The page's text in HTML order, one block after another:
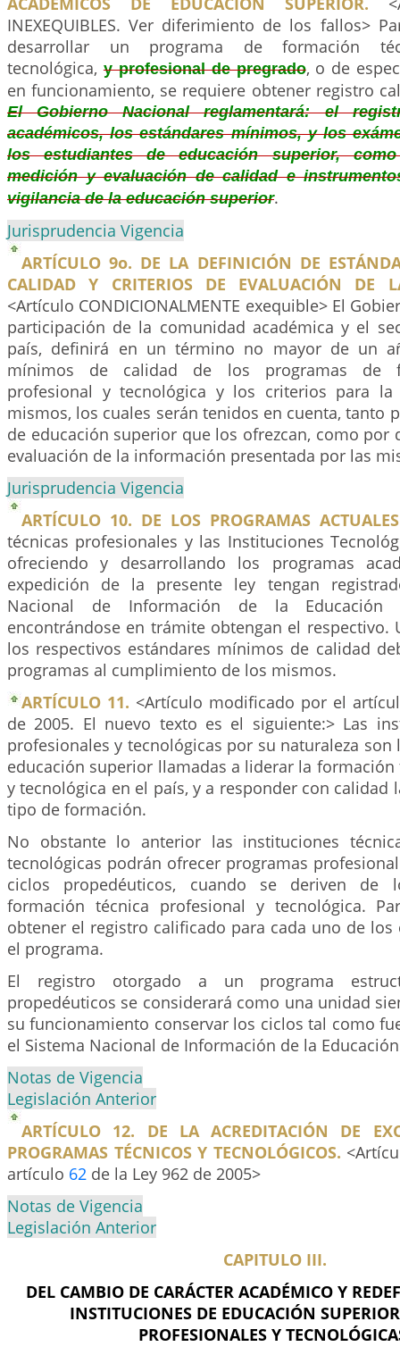
INEXEQUIBLES. Ver diferimiento de los fallos>
desarrollar un programa de formación
tecnológica,y profesional de pregrado, o de
en funcionamiento, se requiere obtener registro
El Gobierno Nacional reglamentará: el
académicos, los estándares mínimos, y los
los estudiantes de educación superior,
medición y evaluación de calidad e
vigilancia de la educación superior.
Jurisprudencia Vigencia
ARTÍCULO 9o. DE LA DEFINICIÓN DE
CALIDAD Y CRITERIOS DE EVALUACIÓN DE
<Artículo CONDICIONALMENTE exequible> El
participación de la comunidad académica y el
país, definirá en un término no mayor de un
mínimos de calidad de los programas de
profesional y tecnológica y los criterios para la
mismos, los cuales serán tenidos en cuenta, tanto
de educación superior que los ofrezcan, como por
evaluación de la información presentada por las
Jurisprudencia Vigencia
ARTÍCULO 10. DE LOS PROGRAMAS
técnicas profesionales y las Instituciones
ofreciendo y desarrollando los programas
expedición de la presente ley tengan
Nacional de Información de la Educación
encontrándose en trámite obtengan el respectivo.
los respectivos estándares mínimos de calidad
programas al cumplimiento de los mismos.
ARTÍCULO 11. <Artículo modificado por el
de 2005. El nuevo texto es el siguiente:> Las
profesionales y tecnológicas por su naturaleza
educación superior llamadas a liderar la
y tecnológica en el país, y a responder con calidad
tipo de formación.
No obstante lo anterior las instituciones
tecnológicas podrán ofrecer programas
ciclos propedéuticos, cuando se deriven de
formación técnica profesional y tecnológica.
obtener el registro calificado para cada uno de
el programa.
El registro otorgado a un programa
propedéuticos se considerará como una unidad
su funcionamiento conservar los ciclos tal como
el Sistema Nacional de Información de la Educación
Notas de Vigencia
Legislación Anterior
ARTÍCULO 12. DE LA ACREDITACIÓN DE
PROGRAMAS TÉCNICOS Y TECNOLÓGICOS.
artículo 62 de la Ley 962 de 2005>
Notas de Vigencia
Legislación Anterior
CAPITULO III.
DEL CAMBIO DE CARÁCTER ACADÉMICO Y
INSTITUCIONES DE EDUCACIÓN
PROFESIONALES Y